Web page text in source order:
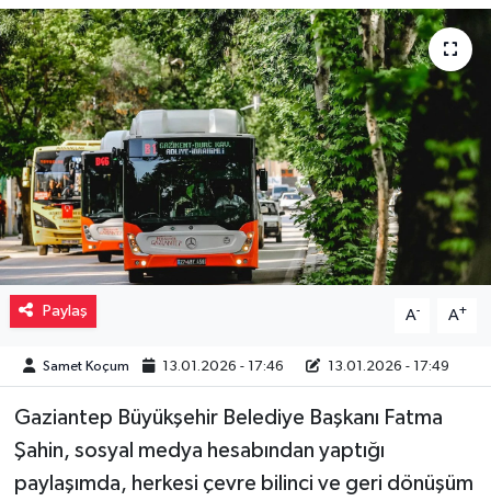
Paylaş A- A+
Samet Koçum 13.01.2026 - 17:46 13.01.2026 - 17:49
Gaziantep Büyükşehir Belediye Başkanı Fatma
Şahin, sosyal medya hesabından yaptığı
paylaşımda, herkesi çevre bilinci ve geri dönüşüm
Kültür Sanat
Magazin
Müzik
Piyasa
Resmi İlanlar
Sağlık
Spor